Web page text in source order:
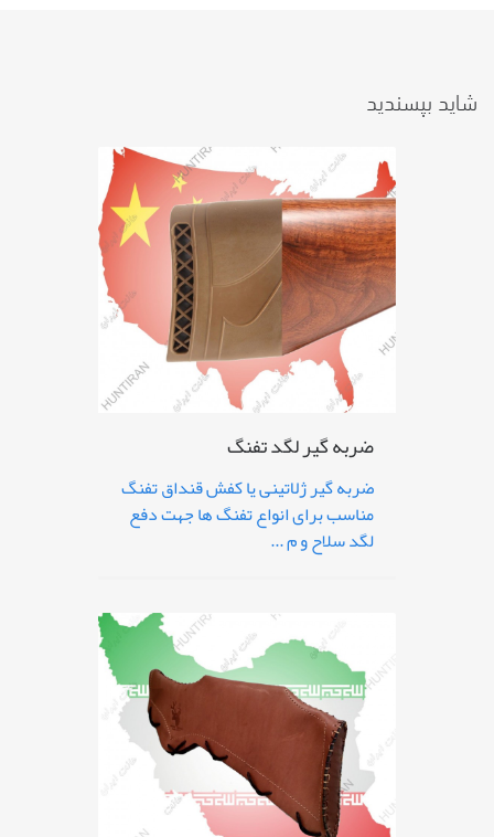
شاید بپسندید
ضربه گیر لگد تفنگ
ضربه گیر ژلاتینی یا کفش قنداق تفنگ
مناسب برای انواع تفنگ ها جهت دفع
لگد سلاح و م ...